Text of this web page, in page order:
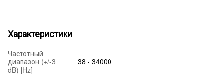
Характеристики
Частотный
диапазон (+/-3
dB) [Hz]
38 - 34000